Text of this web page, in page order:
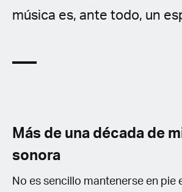
música es, ante todo, un
Más de una década de
sonora
No es sencillo mantenerse en pie